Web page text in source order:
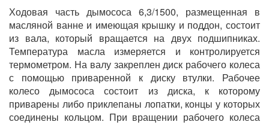
Ходовая часть дымососа 6,3/1500, размещенная в
масляной ванне и имеющая крышку и поддон, состоит
из вала, который вращается на двух подшипниках.
Температура масла измеряется и контролируется
термометром. На валу закреплен диск рабочего колеса
с помощью приваренной к диску втулки. Рабочее
колесо дымососа состоит из диска, к которому
приварены либо приклепаны лопатки, концы у которых
соединены кольцом. При вращении рабочего колеса